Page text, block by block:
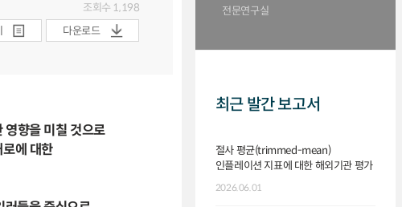
조회수 1,198
다운로드
영향을 미칠 것으로
에 대한
전문연구실
최근 발간 보고서
절사 평균(trimmed-mean)
인플레이션 지표에 대한 해외기관 평가
2026.06.01